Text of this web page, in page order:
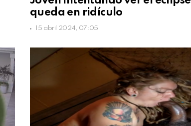
queda en ridículo
15 abril 2024, 07:05